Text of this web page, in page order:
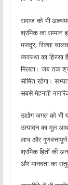
समाज को भी
श्रमिक का सम्मान
मजदूर, रिक्शा
व्यवस्था का हिस्सा
मिलता। जब तक
सीमित रहेगा।
सबसे मेहनती
उद्योग जगत को भी
उत्पादन का मूल
लाभ और
श्रमिक हितों की
और मानवता का